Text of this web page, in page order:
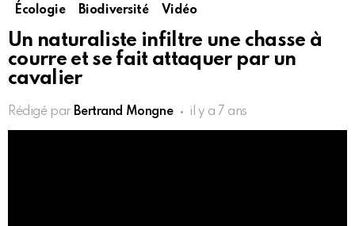
Écologie Biodiversité Vidéo
Un naturaliste infiltre une chasse à
courre et se fait attaquer par un
cavalier
Rédigé par Bertrand Mongne il y a 7 ans